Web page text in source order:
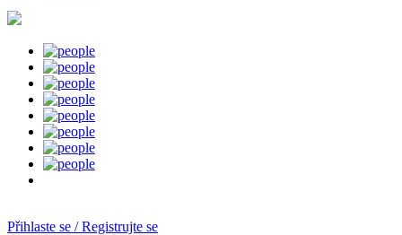
Přihlaste se / Registrujte se